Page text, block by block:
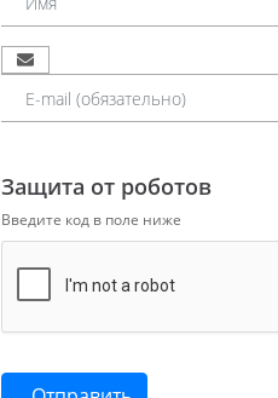
Защита от роботов
Введите код в поле ниже